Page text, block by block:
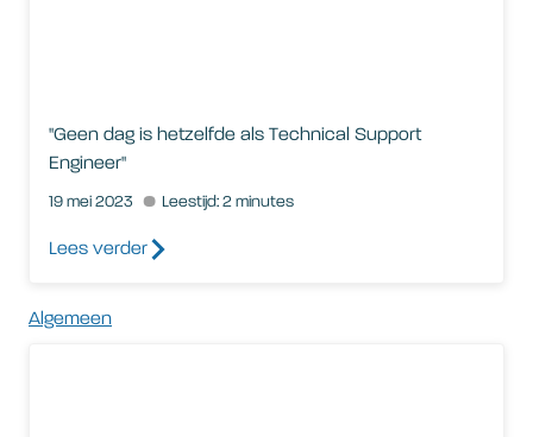
"Geen dag is hetzelfde als Technical Support
Engineer"
19 mei 2023 Leestijd: 2 minutes
Lees verder
Algemeen